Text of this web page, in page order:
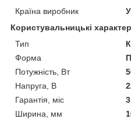
Країна виробник
Користувальницькі
Тип
Форма
Потужність, Вт
Напруга, В
Гарантія, міс
3
Ширина, мм